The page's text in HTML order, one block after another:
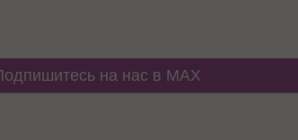
на нас в MAX